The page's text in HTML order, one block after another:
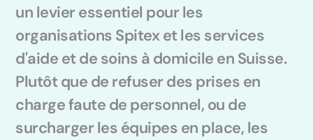
un levier essentiel pour les
organisations Spitex et les services
d'aide et de soins à domicile en Suisse.
Plutôt que de refuser des prises en
charge faute de personnel, ou de
surcharger les équipes en place, les